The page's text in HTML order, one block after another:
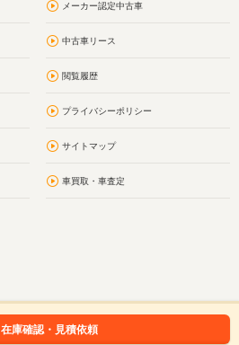
メーカー認定中古車
中古車リース
閲覧履歴
プライバシーポリシー
サイトマップ
車買取・車査定
在庫確認・見積依頼